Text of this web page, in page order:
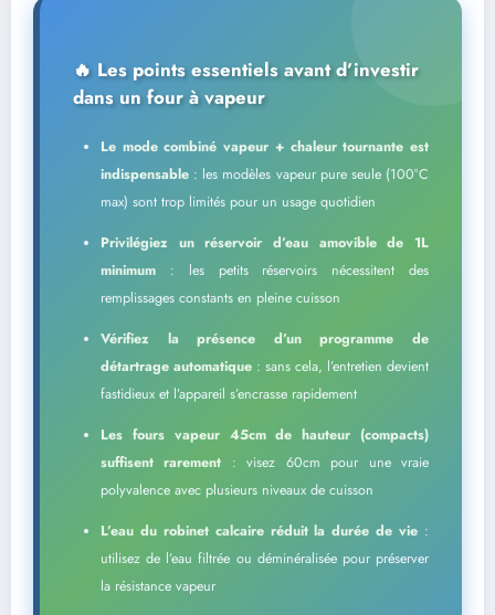
🔥 Les points essentiels avant d’investir
dans un four à vapeur
Le mode combiné vapeur + chaleur tournante est
indispensable : les modèles vapeur pure seule (100°C
max) sont trop limités pour un usage quotidien
Privilégiez un réservoir d’eau amovible de 1L
minimum : les petits réservoirs nécessitent des
remplissages constants en pleine cuisson
Vérifiez la présence d’un programme de
détartrage automatique : sans cela, l’entretien devient
fastidieux et l’appareil s’encrasse rapidement
Les fours vapeur 45cm de hauteur (compacts)
suffisent rarement : visez 60cm pour une vraie
polyvalence avec plusieurs niveaux de cuisson
L’eau du robinet calcaire réduit la durée de vie :
utilisez de l’eau filtrée ou déminéralisée pour préserver
la résistance vapeur